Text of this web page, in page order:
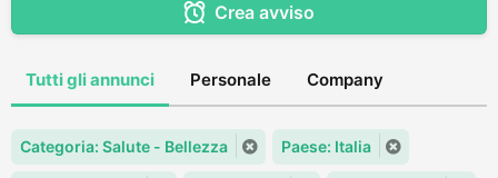
Crea avviso
Tutti gli annunci Personale Company
Categoria: Salute - Bellezza Paese: Italia